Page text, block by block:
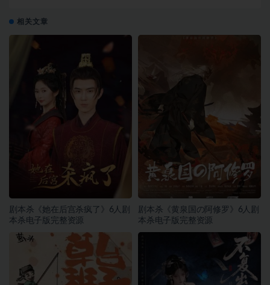
相关文章
剧本杀《她在后宫杀疯了》6人剧
本杀电子版完整资源
剧本杀《黄泉国の阿修罗》6人剧
本杀电子版完整资源